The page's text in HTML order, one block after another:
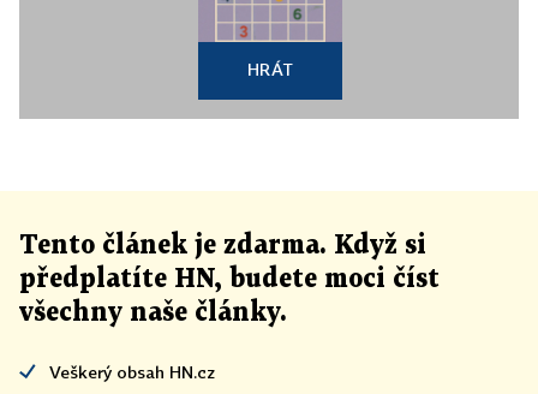
HRÁT
Tento článek je zdarma. Když si
předplatíte HN, budete moci číst
všechny naše články.
Veškerý obsah HN.cz